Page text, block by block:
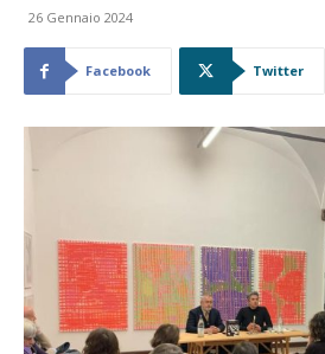
26 Gennaio 2024
Facebook Twitter